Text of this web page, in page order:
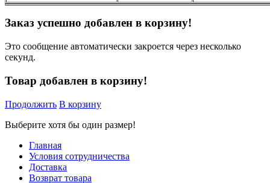
Заказ успешно добавлен в корзину!
Это сообщение автоматически закроется через несколько
секунд.
Товар добавлен в корзину!
Продолжить В корзину
Выберите хотя бы один размер!
Главная
Условия сотрудничества
Доставка
Возврат товара